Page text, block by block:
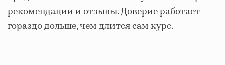
рекомендации и отзывы. Доверие работает
гораздо дольше, чем длится сам курс.